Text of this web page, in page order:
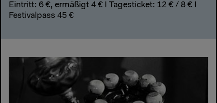
Eintritt: 6 €, ermäßigt 4 € I Tagesticket: 12 € / 8 € I
Festivalpass 45 €